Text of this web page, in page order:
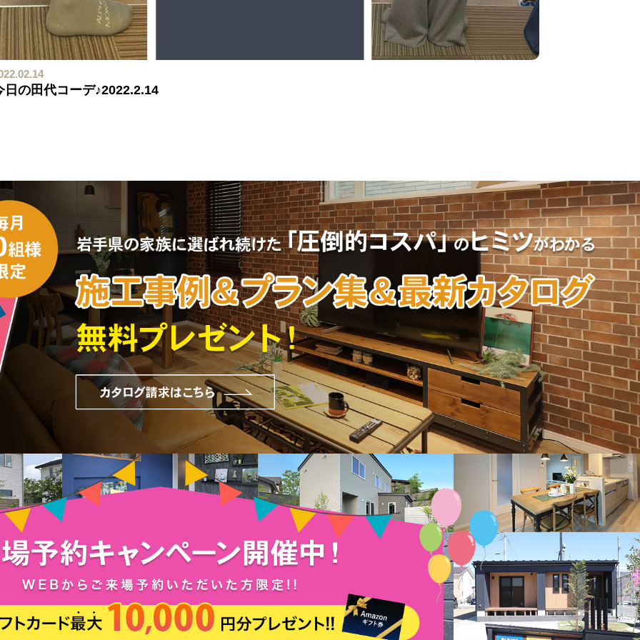
日の田代コーデ♪2022.2.14